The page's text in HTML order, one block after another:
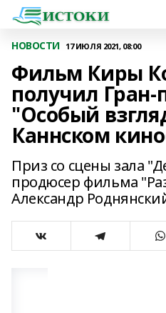
НОВОСТИ 17 ИЮЛЯ 2021, 08:00
Фильм Киры
получил Гран-
"Особый
Каннском
Приз со сцены зала
продюсер фильма
Александр